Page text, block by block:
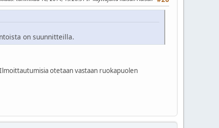
on suunnitteilla.
otetaan vastaan ruokapuolen